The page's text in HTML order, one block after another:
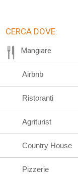
CERCA DOVE:
Mangiare
Airbnb
Ristoranti
Agriturist
Country House
Pizzerie